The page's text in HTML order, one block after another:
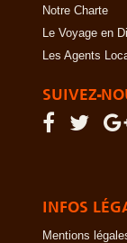
Notre Charte
Le Voyage en
Les Agents
SUIVEZ-
INFOS
Mentions